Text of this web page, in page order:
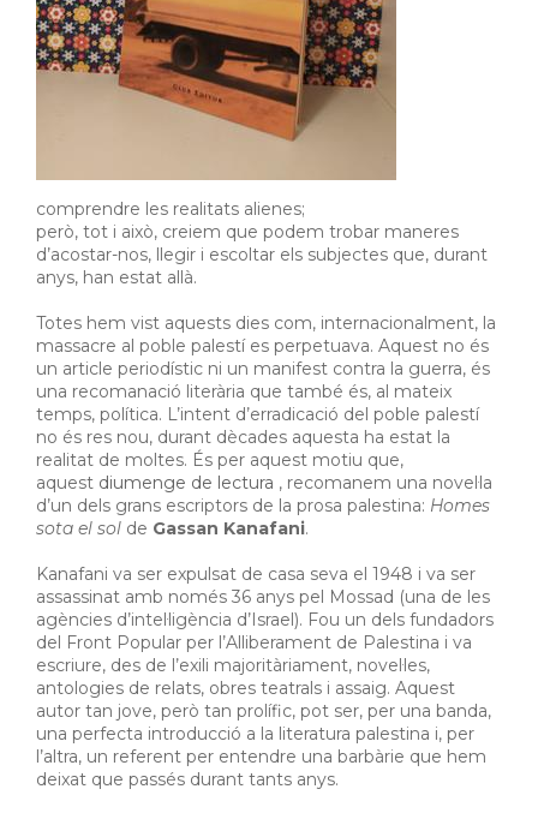
comprendre les realitats alienes;
però, tot i això, creiem que podem trobar maneres
d’acostar-nos, llegir i escoltar els subjectes que, durant
anys, han estat allà.
Totes hem vist aquests dies com, internacionalment, la
massacre al poble palestí es perpetuava. Aquest no és
un article periodístic ni un manifest contra la guerra, és
una recomanació literària que també és, al mateix
temps, política. L’intent d’erradicació del poble palestí
no és res nou, durant dècades aquesta ha estat la
realitat de moltes. És per aquest motiu que,
aquest diumenge de lectura , recomanem una novel·la
d’un dels grans escriptors de la prosa palestina: Homes
sota el sol de Gassan Kanafani.
Kanafani va ser expulsat de casa seva el 1948 i va ser
assassinat amb només 36 anys pel Mossad (una de les
agències d’intel·ligència d’Israel). Fou un dels fundadors
del Front Popular per l’Alliberament de Palestina i va
escriure, des de l’exili majoritàriament, novel·les,
antologies de relats, obres teatrals i assaig. Aquest
autor tan jove, però tan prolífic, pot ser, per una banda,
una perfecta introducció a la literatura palestina i, per
l’altra, un referent per entendre una barbàrie que hem
deixat que passés durant tants anys.